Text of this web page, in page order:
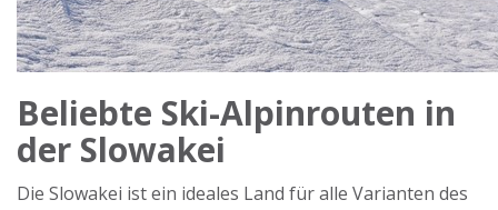
Beliebte Ski-Alpinrouten in
der Slowakei
Die Slowakei ist ein ideales Land für alle Varianten des